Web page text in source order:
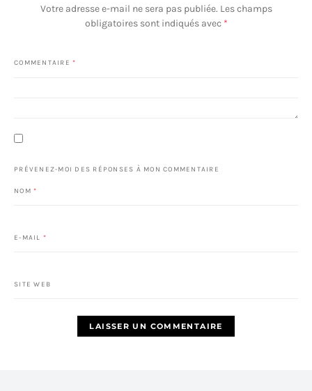
Votre adresse e-mail ne sera pas publiée. Les champs
obligatoires sont indiqués avec *
COMMENTAIRE *
PRÉVENEZ-MOI DES RÉPONSES À MON COMMENTAIRE
NOM *
E-MAIL *
SITE WEB